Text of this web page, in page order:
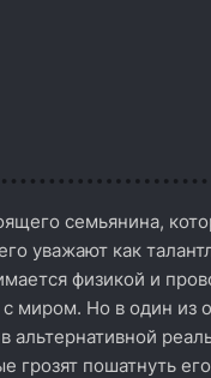
семьянина,
уважают как
физикой и
миром. Но в один из
грозят пошатнуть